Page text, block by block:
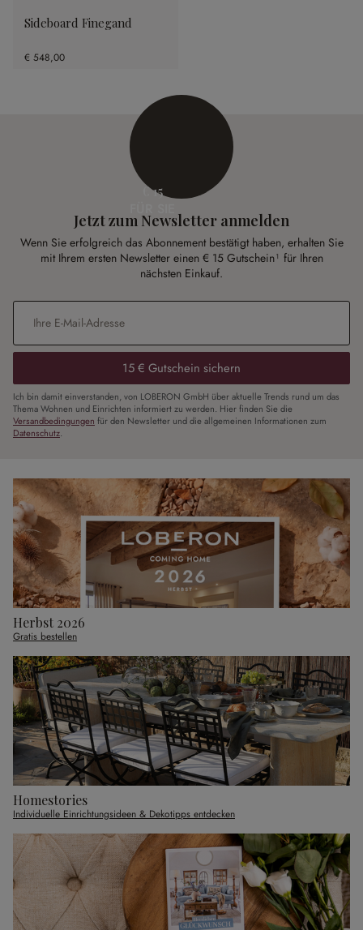
Sideboard Finegand
€ 548,00
€ 15
Jetzt zum Newsletter anmelden
Wenn Sie erfolgreich das Abonnement bestätigt haben, erhalten Sie
mit Ihrem ersten Newsletter einen € 15 Gutschein¹ für Ihren
nächsten Einkauf.
E-Mail-Adresse
15 € Gutschein sichern
Ich bin damit einverstanden, von LOBERON GmbH über aktuelle Trends rund um das
Thema Wohnen und Einrichten informiert zu werden. Hier finden Sie die
Versandbedingungen für den Newsletter und die allgemeinen Informationen zum
Datenschutz.
Herbst 2026
Gratis bestellen
Homestories
Individuelle Einrichtungsideen & Dekotipps entdecken